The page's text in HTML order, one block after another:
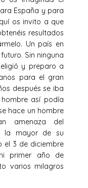
España y para
os invito a que
resultados
Un país en
Sin ninguna
y preparo a
para el gran
después se iba
así podía
hace un hombre
amenaza del
la mayor de su
el 3 de diciembre
primer año de
varios milagros